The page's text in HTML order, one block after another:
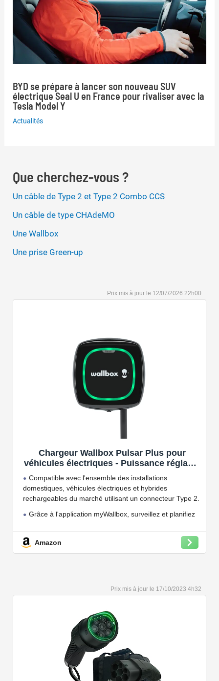
BYD se prépare à lancer son nouveau SUV
électrique Seal U en France pour rivaliser avec la
Tesla Model Y
Actualités
Que cherchez-vous ?
Un câble de Type 2 et Type 2 Combo CCS
Un câble de type CHAdeMO
Une Wallbox
Une prise Green-up
12/07/2026 22h00
Chargeur Wallbox Pulsar Plus pour
véhicules électriques - Puissance réglable
jusqu'à 7.4 KW, câble de Charge Type 2,
Wi-FI et Bluetooth, OCPP
Compatible avec l'ensemble des installations
domestiques, véhicules électriques et hybrides
rechargeables du marché utilisant un connecteur Type 2.
Grâce à l'application myWallbox, surveillez et planifiez
Convient à une installation à l'intérieur et à l'extérieur,
Capacité de charge à puissance réglable jusqu'à 22
kW. Câble de charge Type 2 de 5 ou 7 mètres de long.
Compatible avec tous les compteurs d'énergie Wallbox
permettant d'éviter les pannes de courant, les surprises
sur vos factures d'énergie et de charger votre VE avec
vos panneaux solaires.
Amazon
17/10/2023 4h32